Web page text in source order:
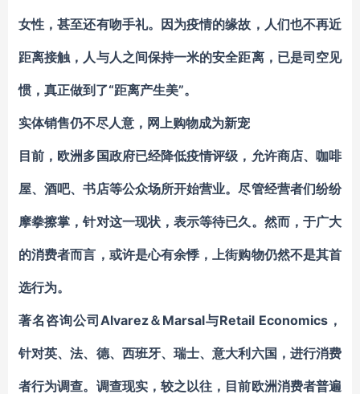
女性，甚至还有吻手礼。因为疫情的缘故，人们也不再近
距离接触，人与人之间保持一米的安全距离，已是司空见
惯， 真正做到了“距离产生美”。
实体销售仍不尽人意，网上购物成为新宠
目前，欧洲多国政府已经降低疫情评级，允许商店、咖啡
屋、酒吧、书店等公众场所开始营业。尽管经营者们纷纷
摩拳擦掌，针对这一现状，表示等待已久。然而，于广大
的消费者而言，或许是心有余悸，上街购物仍然不是其首
选行为。
著名咨询公司 Alvarez＆Marsal与Retail Economics，
针对英、法、德、西班牙、瑞士、意大利六国，进行消费
者行为调查。 调查现实，较之以往 ，目前欧洲消费者普遍